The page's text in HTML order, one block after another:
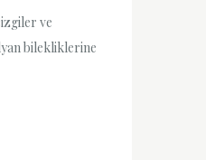
ve
bilekliklerine